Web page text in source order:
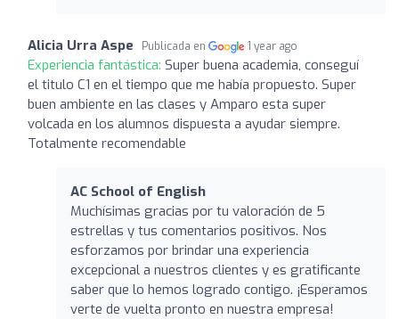
Alicia Urra Aspe Publicada en 1 year ago
Experiencia fantástica: Super buena academia, conseguí
el titulo C1 en el tiempo que me había propuesto. Super
buen ambiente en las clases y Amparo esta super
volcada en los alumnos dispuesta a ayudar siempre.
Totalmente recomendable
AC School of English
Muchísimas gracias por tu valoración de 5
estrellas y tus comentarios positivos. Nos
esforzamos por brindar una experiencia
excepcional a nuestros clientes y es gratificante
saber que lo hemos logrado contigo. ¡Esperamos
verte de vuelta pronto en nuestra empresa!